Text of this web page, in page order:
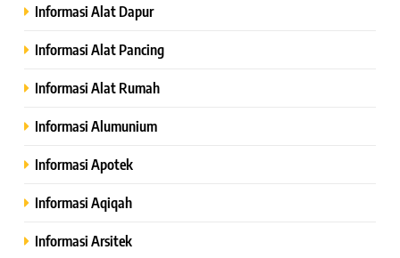
Informasi Alat Dapur
Informasi Alat Pancing
Informasi Alat Rumah
Informasi Alumunium
Informasi Apotek
Informasi Aqiqah
Informasi Arsitek